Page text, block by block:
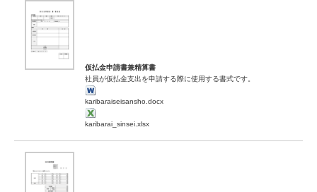
仮払金申請書兼精算書
社員が仮払金支出を申請する際に使用する書式です。
karibaraiseisansho.docx
karibarai_sinsei.xlsx